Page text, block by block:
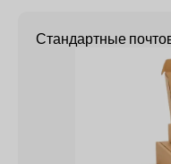
Стандартные